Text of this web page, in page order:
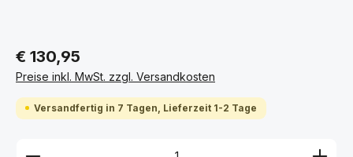
€ 130,95
Preise inkl. MwSt. zzgl. Versandkosten
Versandfertig in 7 Tagen, Lieferzeit 1-2 Tage
Produkt Anzahl: Gib den gewünschten Wert ein